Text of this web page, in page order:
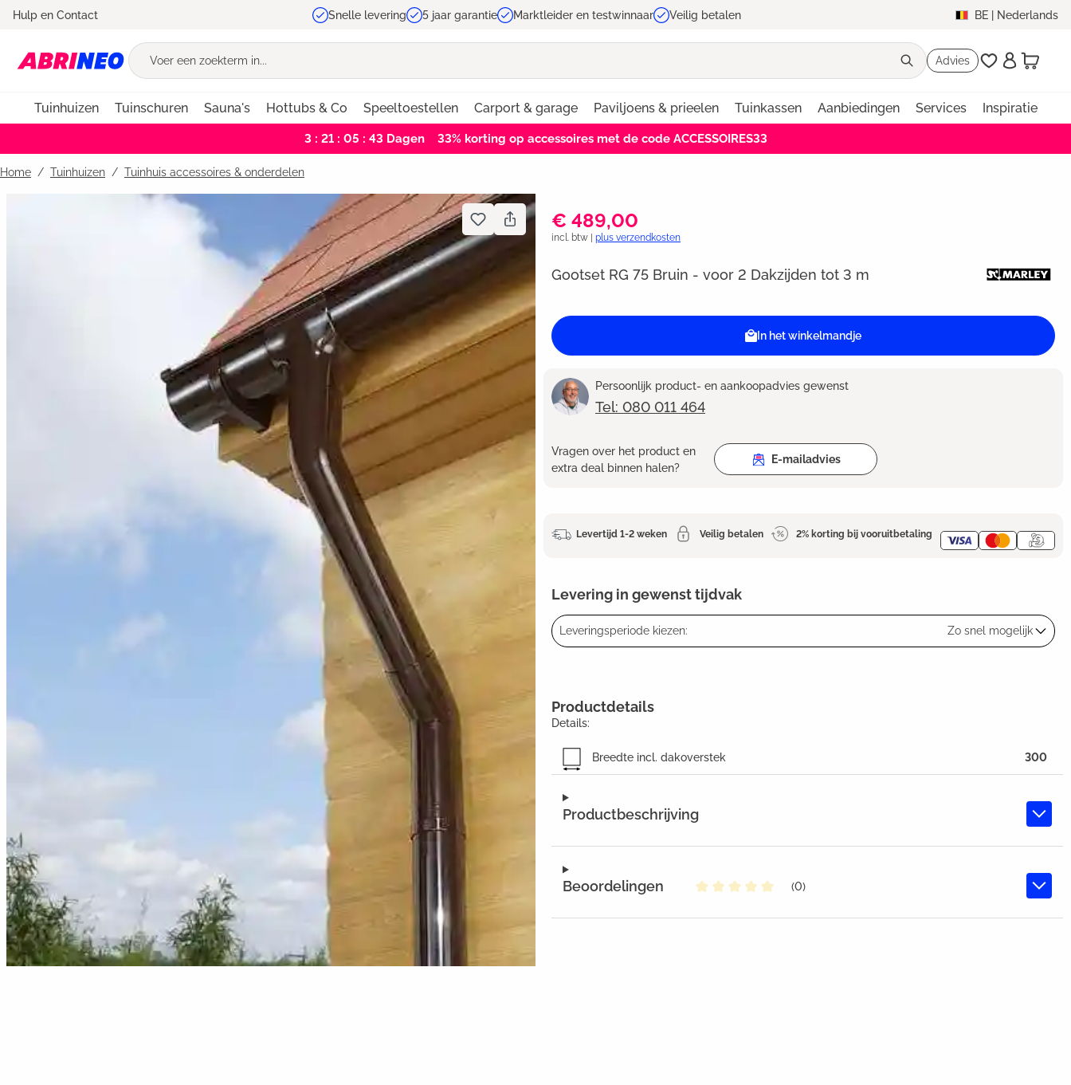
Ga naar de hoofdnavigatie
Hulp en Contact Snelle levering 5 jaar garantie Marktleider en testwinnaar Veilig betalen BE | Nederlands
Advies
Tuinhuizen Tuinschuren Sauna's Hottubs & Co Speeltoestellen Carport & garage Paviljoens & prieelen Tuinkassen Aanbiedingen Services Inspiratie
3 : 21 : 05 : 42 Dagen 33% korting op accessoires met de code ACCESSOIRES33
Home Tuinhuizen / Tuinhuis accessoires & onderdelen
€ 489,00
incl. btw | plus verzendkosten
Gootset RG 75 Bruin - voor 2 Dakzijden tot 3 m
In het winkelmandje
Persoonlijk product- en aankoopadvies gewenst
Tel: 080 011 464
Vragen over het product en
extra deal binnen halen?
E-mailadvies
Levertijd 1-2 weken Veilig betalen 2% korting bij vooruitbetaling
Levering in gewenst tijdvak
Leveringsperiode kiezen: Zo snel mogelijk
Productbeschrijving
Beoordelingen
(0)
Productdetails
Details:
Breedte incl. dakoverstek 300